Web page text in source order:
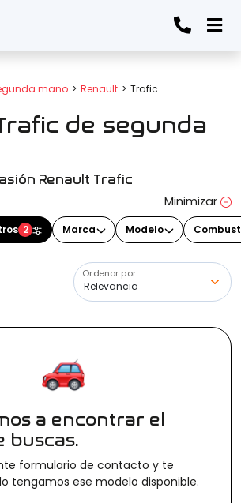
mano Renault Trafic
de segunda
Renault Trafic
Minimizar
2 Marca Modelo
Ordenar por:
filtros
modelos)
a encontrar el
buscas.
formulario de contacto y te
tengamos ese modelo disponible.